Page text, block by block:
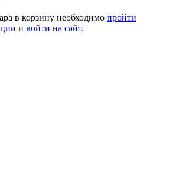
в корзину необходимо пройти
и войти на сайт.